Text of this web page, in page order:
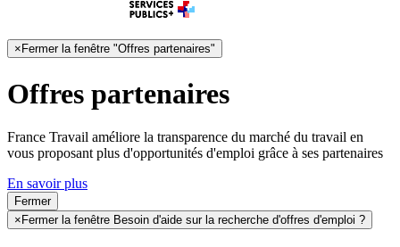
× Fermer la fenêtre "Offres partenaires"
Offres partenaires
France Travail améliore la transparence du marché du travail en
vous proposant plus d'opportunités d'emploi grâce à ses partenaires
En savoir plus
Fermer
× Fermer la fenêtre Besoin d'aide sur la recherche d'offres d'emploi ?